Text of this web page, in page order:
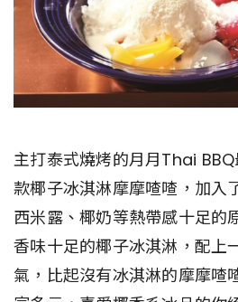
主打泰式燒烤的月月Thai
款椰子冰淇淋摩摩喳喳，加入
西米露、椰奶等熱帶感十足的
香味十足的椰子冰淇淋，配上
氣，比起沒有冰淇淋的摩摩喳